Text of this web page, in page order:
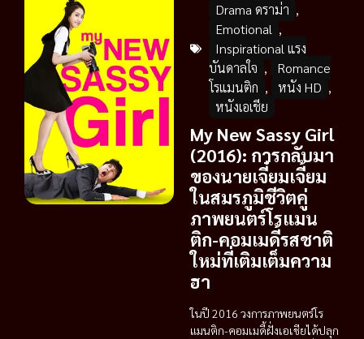
Drama ดราม่า ,
Emotional ,
Inspirational แรง
บันดาลใจ ,
Romance
โรแมนติก , หนัง HD ,
หนังเอเชีย
My New Sassy Girl
(2016): การกลับมา
ของนายเจี๋ยมเจี้ยม
ในสมรภูมิชีวิตคู่
ภาพยนตร์โรแมน
ติก-คอมเมดี้รสชาติ
ใหม่ที่เติมเต็มความ
ฮา
ในปี 2016 วงการภาพยนตร์โร
แมนติก-คอมเมดี้ฝั่งเอเชียได้ปลุก